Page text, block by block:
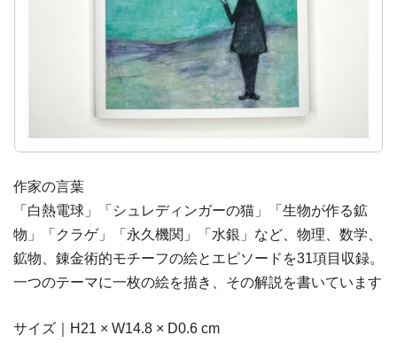
作家の言葉
「白熱電球」「シュレディンガーの猫」「生物が作る鉱
物」「クラゲ」「永久機関」「水銀」など、物理、数学、
鉱物、錬金術的モチーフの絵とエピソードを31項目収録。
一つのテーマに一枚の絵を描き、その解説を書いています
サイズ｜H21 × W14.8 × D0.6 cm